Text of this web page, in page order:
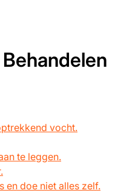
vocht.
te leggen.
en doe niet alles zelf.